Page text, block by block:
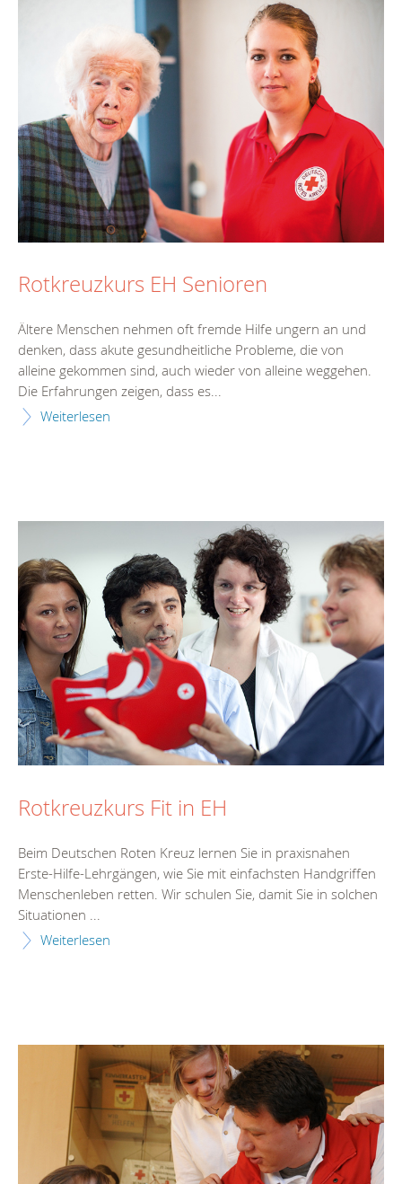
Rotkreuzkurs EH Senioren
Ältere Menschen nehmen oft fremde Hilfe ungern an und
denken, dass akute gesundheitliche Probleme, die von
alleine gekommen sind, auch wieder von alleine weggehen.
Die Erfahrungen zeigen, dass es...
Weiterlesen
Rotkreuzkurs Fit in EH
Beim Deutschen Roten Kreuz lernen Sie in praxisnahen
Erste-Hilfe-Lehrgängen, wie Sie mit einfachsten Handgriffen
Menschenleben retten. Wir schulen Sie, damit Sie in solchen
Situationen ...
Weiterlesen